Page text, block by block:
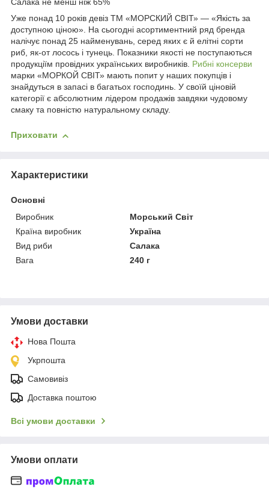
Салака не менш ніж 65%
Уже понад 10 років девіз ТМ «МОРСКИЙ СВІТ» — «Якість за
доступною ціною». На сьогодні асортиментний ряд бренда
налічує понад 25 найменувань, серед яких є й елітні сорти
риб, як-от лосось і тунець. Показники якості не поступаються
продукціїм провідних українських виробників. Рибні консерви
марки «МОРКОЙ СВІТ» мають попит у наших покупців і
знайдуться в запасі в багатьох господинь. У своїй ціновій
категорії є абсолютним лідером продажів завдяки чудовому
смаку та повністю натуральному складу.
Приховати
Характеристики
Основні
Виробник
Морський Світ
Країна виробник
Україна
Вид риби
Салака
Вага
240 г
Умови доставки
Нова Пошта
Укрпошта
Самовивіз
Доставка поштою
Всі умови доставки
Умови оплати